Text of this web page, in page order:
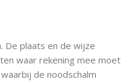
De plaats en de wijze
waar rekening mee moet
de noodschalm